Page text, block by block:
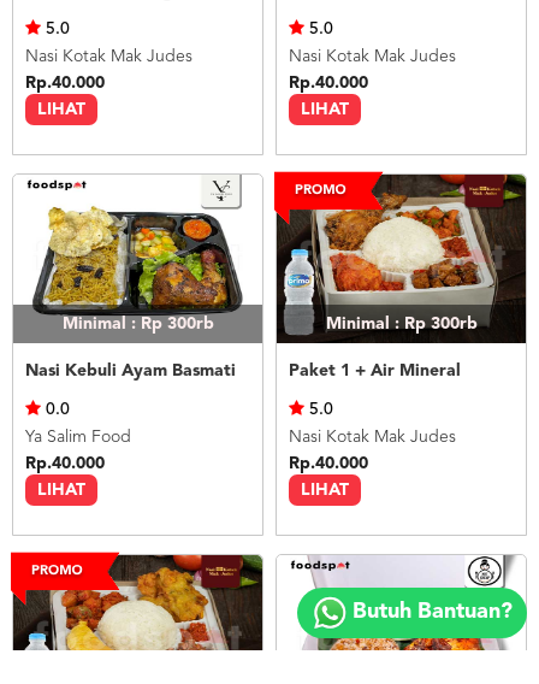
Copyright
©
2018
FOODSPOT.CO.ID
LIHAT
5.0
Nasi Kotak Mak Judes
Rp.40.000
LIHAT
5.0
Nasi Kotak Mak Judes
Rp.40.000
Minimal : Rp 300rb
Nasi Kebuli Ayam Basmati
LIHAT
0.0
Ya Salim Food
Rp.40.000
Minimal : Rp 300rb
Paket 1 + Air Mineral
LIHAT
5.0
Nasi Kotak Mak Judes
Rp.40.000
Butuh Bantuan?